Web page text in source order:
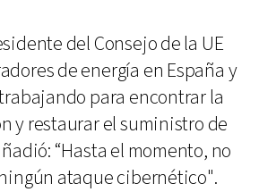
del Consejo de la UE
de energía en España y
para encontrar la
y restaurar el suministro de
“Hasta el momento, no
ataque cibernético".